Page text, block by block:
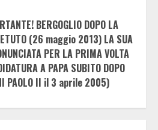
BERGOGLIO DOPO LA
(26 maggio 2013) LA SUA
PER LA PRIMA VOLTA
A PAPA SUBITO DOPO
PAOLO II il 3 aprile 2005)